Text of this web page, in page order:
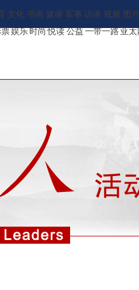
报刊 地方频道 承建网站
文化 书画 健康 军事 访谈 视频 图片
娱乐时尚悦读公益一带一路亚